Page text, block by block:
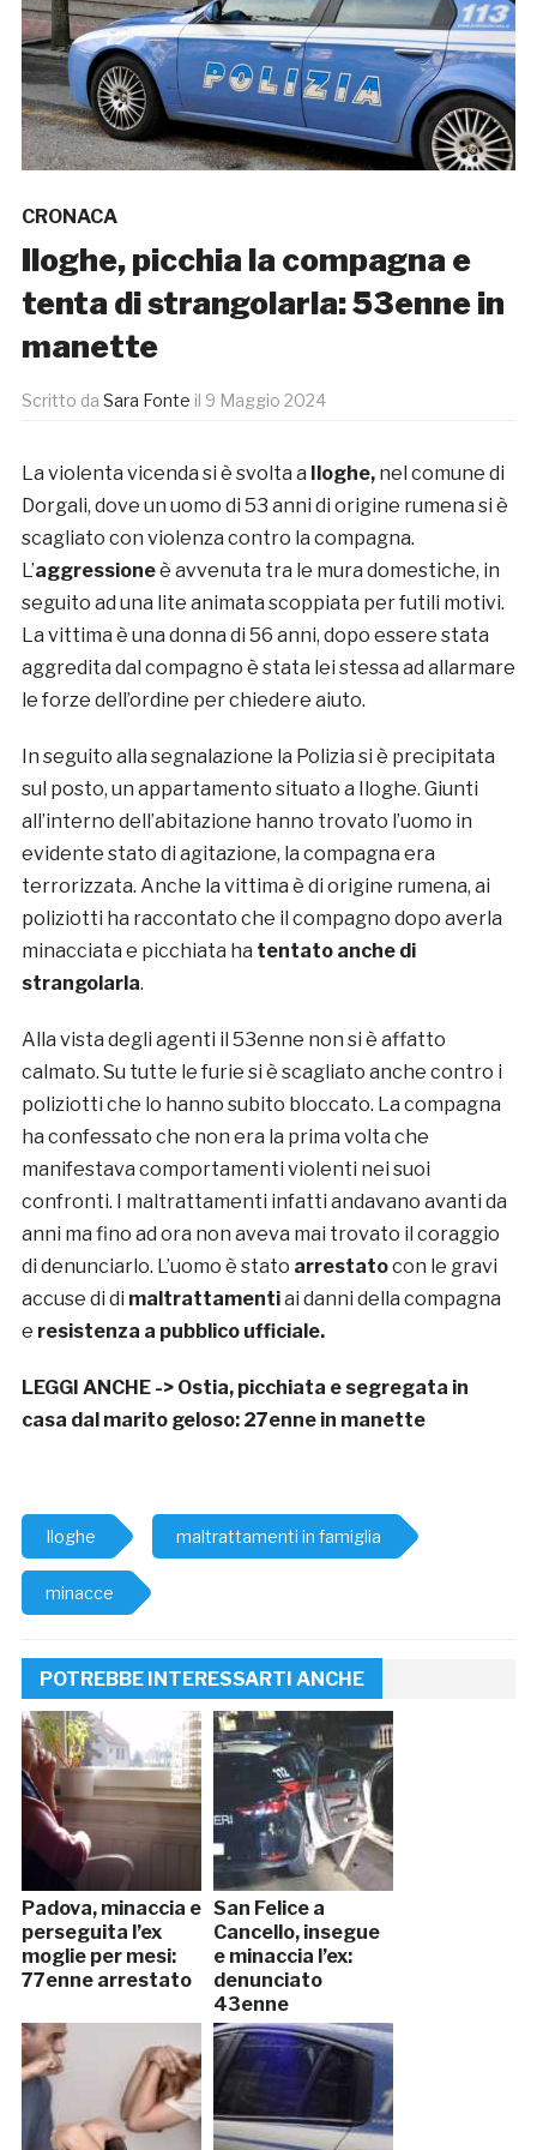
CRONACA
Iloghe, picchia la compagna e
tenta di strangolarla: 53enne in
manette
Scritto da Sara Fonte il 9 Maggio 2024
La violenta vicenda si è svolta a Iloghe,nel comune di
Dorgali, dove un uomo di 53 anni di origine rumena si è
scagliato con violenza contro la compagna.
L’aggressioneè avvenuta tra le mura domestiche, in
seguito ad una lite animata scoppiata per futili motivi.
La vittima è una donna di 56 anni, dopo essere stata
aggredita dal compagno è stata lei stessa ad allarmare
le forze dell’ordine per chiedere aiuto.
In seguito alla segnalazione la Polizia si è precipitata
sul posto, un appartamento situato a Iloghe. Giunti
all’interno dell’abitazione hanno trovato l’uomo in
evidente stato di agitazione, la compagna era
terrorizzata. Anche la vittima è di origine rumena, ai
poliziotti ha raccontato che il compagno dopo averla
minacciata e picchiata ha tentato anche di
strangolarla.
Alla vista degli agenti il 53enne non si è affatto
calmato. Su tutte le furie si è scagliato anche contro i
poliziotti che lo hanno subito bloccato. La compagna
ha confessato che non era la prima volta che
manifestava comportamenti violenti nei suoi
confronti. I maltrattamenti infatti andavano avanti da
anni ma fino ad ora non aveva mai trovato il coraggio
di denunciarlo. L’uomo è stato arrestatocon le gravi
accuse di di maltrattamentiai danni della compagna
e resistenza a pubblico ufficiale.
LEGGI ANCHE -> Ostia, picchiata e segregata in
casa dal marito geloso: 27enne in manette
Iloghe maltrattamenti in famiglia
minacce
POTREBBE INTERESSARTI ANCHE
Padova, minaccia e
perseguita l’ex
moglie per mesi:
77enne arrestato
San Felice a
Cancello, insegue
e minaccia l’ex:
denunciato
43enne